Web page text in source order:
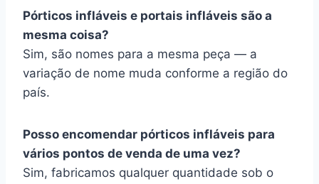
Pórticos infláveis e portais infláveis são a
mesma coisa?
Sim, são nomes para a mesma peça — a
variação de nome muda conforme a região do
país.
Posso encomendar pórticos infláveis para
vários pontos de venda de uma vez?
Sim, fabricamos qualquer quantidade sob o